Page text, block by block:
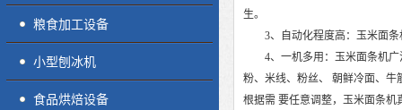
粮食加工设备
小型刨冰机
食品烘焙设备
生。
3、自动化程度高：玉米面条
4、一机多用：玉米面条机广
粉、米线、粉丝、 朝鲜冷面、
根据需 要任意调整，玉米面条机